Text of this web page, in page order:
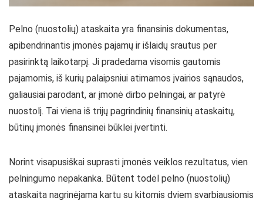
Pelno (nuostolių) ataskaita yra finansinis dokumentas,
apibendrinantis įmonės pajamų ir išlaidų srautus per
pasirinktą laikotarpį. Ji pradedama visomis gautomis
pajamomis, iš kurių palaipsniui atimamos įvairios sąnaudos,
galiausiai parodant, ar įmonė dirbo pelningai, ar patyrė
nuostolį. Tai viena iš trijų pagrindinių finansinių ataskaitų,
būtinų įmonės finansinei būklei įvertinti.
Norint visapusiškai suprasti įmonės veiklos rezultatus, vien
pelningumo nepakanka. Būtent todėl pelno (nuostolių)
ataskaita nagrinėjama kartu su kitomis dviem svarbiausiomis